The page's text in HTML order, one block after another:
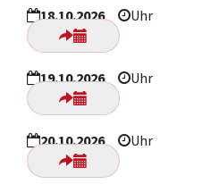
18.10.2026 Uhr
19.10.2026 Uhr
20.10.2026 Uhr